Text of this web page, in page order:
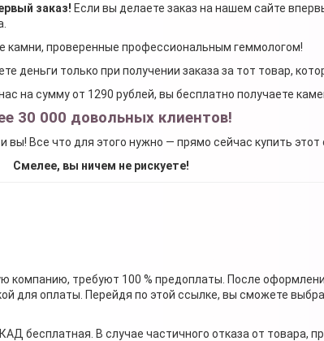
заказ! Если вы делаете заказ на нашем сайте
камни, проверенные профессиональным геммологом!
деньги только при получении заказа за тот товар,
на сумму от 1290 рублей, вы бесплатно получаете
30 000 довольных клиентов!
Все что для этого нужно — прямо сейчас купить этот
Смелее, вы ничем не рискуете!
компанию, требуют 100 % предоплаты. После
для оплаты. Перейдя по этой ссылке, вы сможете
бесплатная. В случае частичного отказа от товара,